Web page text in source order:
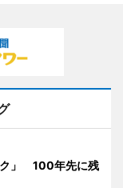
ク」 100年先に残